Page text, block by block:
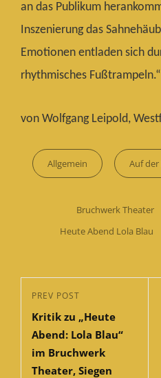
an das Publikum
Inszenierung das
Emotionen entladen sich
rhythmisches Fußtrampeln.“
von Wolfgang Leipold,
Categories
Allgemein Auf
Tags,
Bruchwerk Theater
Heute Abend Lola Blau
Previous
Post
PREV POST
Kritik zu „Heute
Abend: Lola Blau“
im Bruchwerk
Theater, Siegen